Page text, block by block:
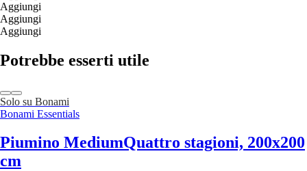
Aggiungi
Aggiungi
Aggiungi
Potrebbe esserti utile
Solo su Bonami
Bonami Essentials
Piumino MediumQuattro stagioni, 200x200
cm